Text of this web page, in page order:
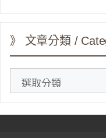
》 文章分類 /
分